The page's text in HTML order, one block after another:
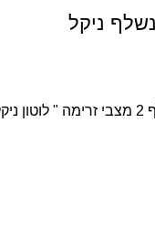
ניקל